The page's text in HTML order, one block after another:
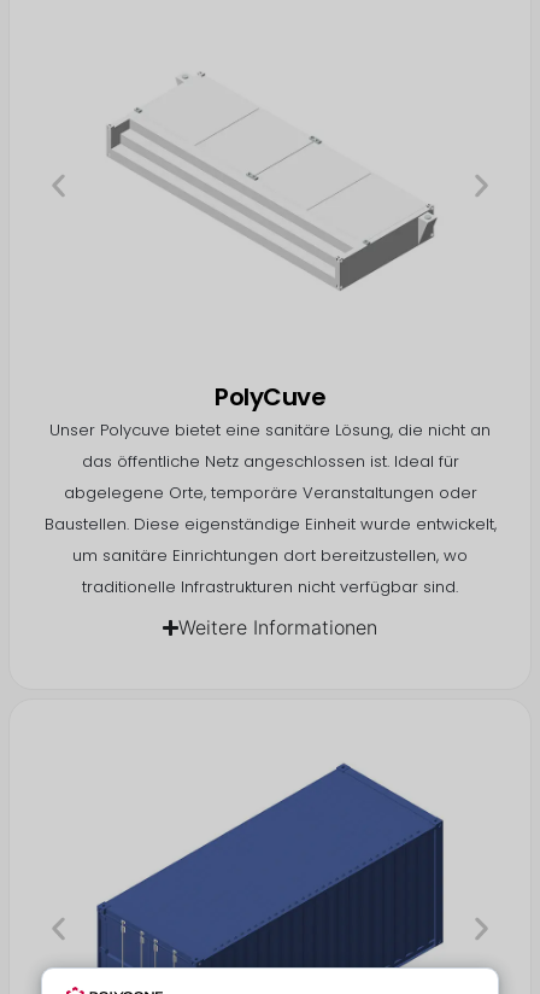
PolyCuve
Unser Polycuve bietet eine sanitäre Lösung, die nicht an
das öffentliche Netz angeschlossen ist. Ideal für
abgelegene Orte, temporäre Veranstaltungen oder
Baustellen. Diese eigenständige Einheit wurde entwickelt,
um sanitäre Einrichtungen dort bereitzustellen, wo
traditionelle Infrastrukturen nicht verfügbar sind.
Weitere Informationen